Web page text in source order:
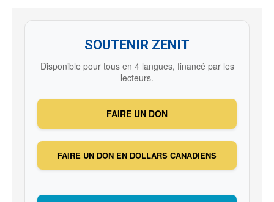
SOUTENIR ZENIT
Disponible pour tous en 4 langues, financé par les
lecteurs.
FAIRE UN DON
FAIRE UN DON EN DOLLARS CANADIENS